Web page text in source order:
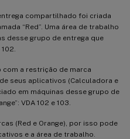
compartilhado foi criada
“Red”. Uma área de trabalho
desse grupo de entrega que
102.
a restrição de marca
seus aplicativos (Calculadora e
em máquinas desse grupo de
VDA 102 e 103.
(Red e Orange), por isso pode
e a área de trabalho.